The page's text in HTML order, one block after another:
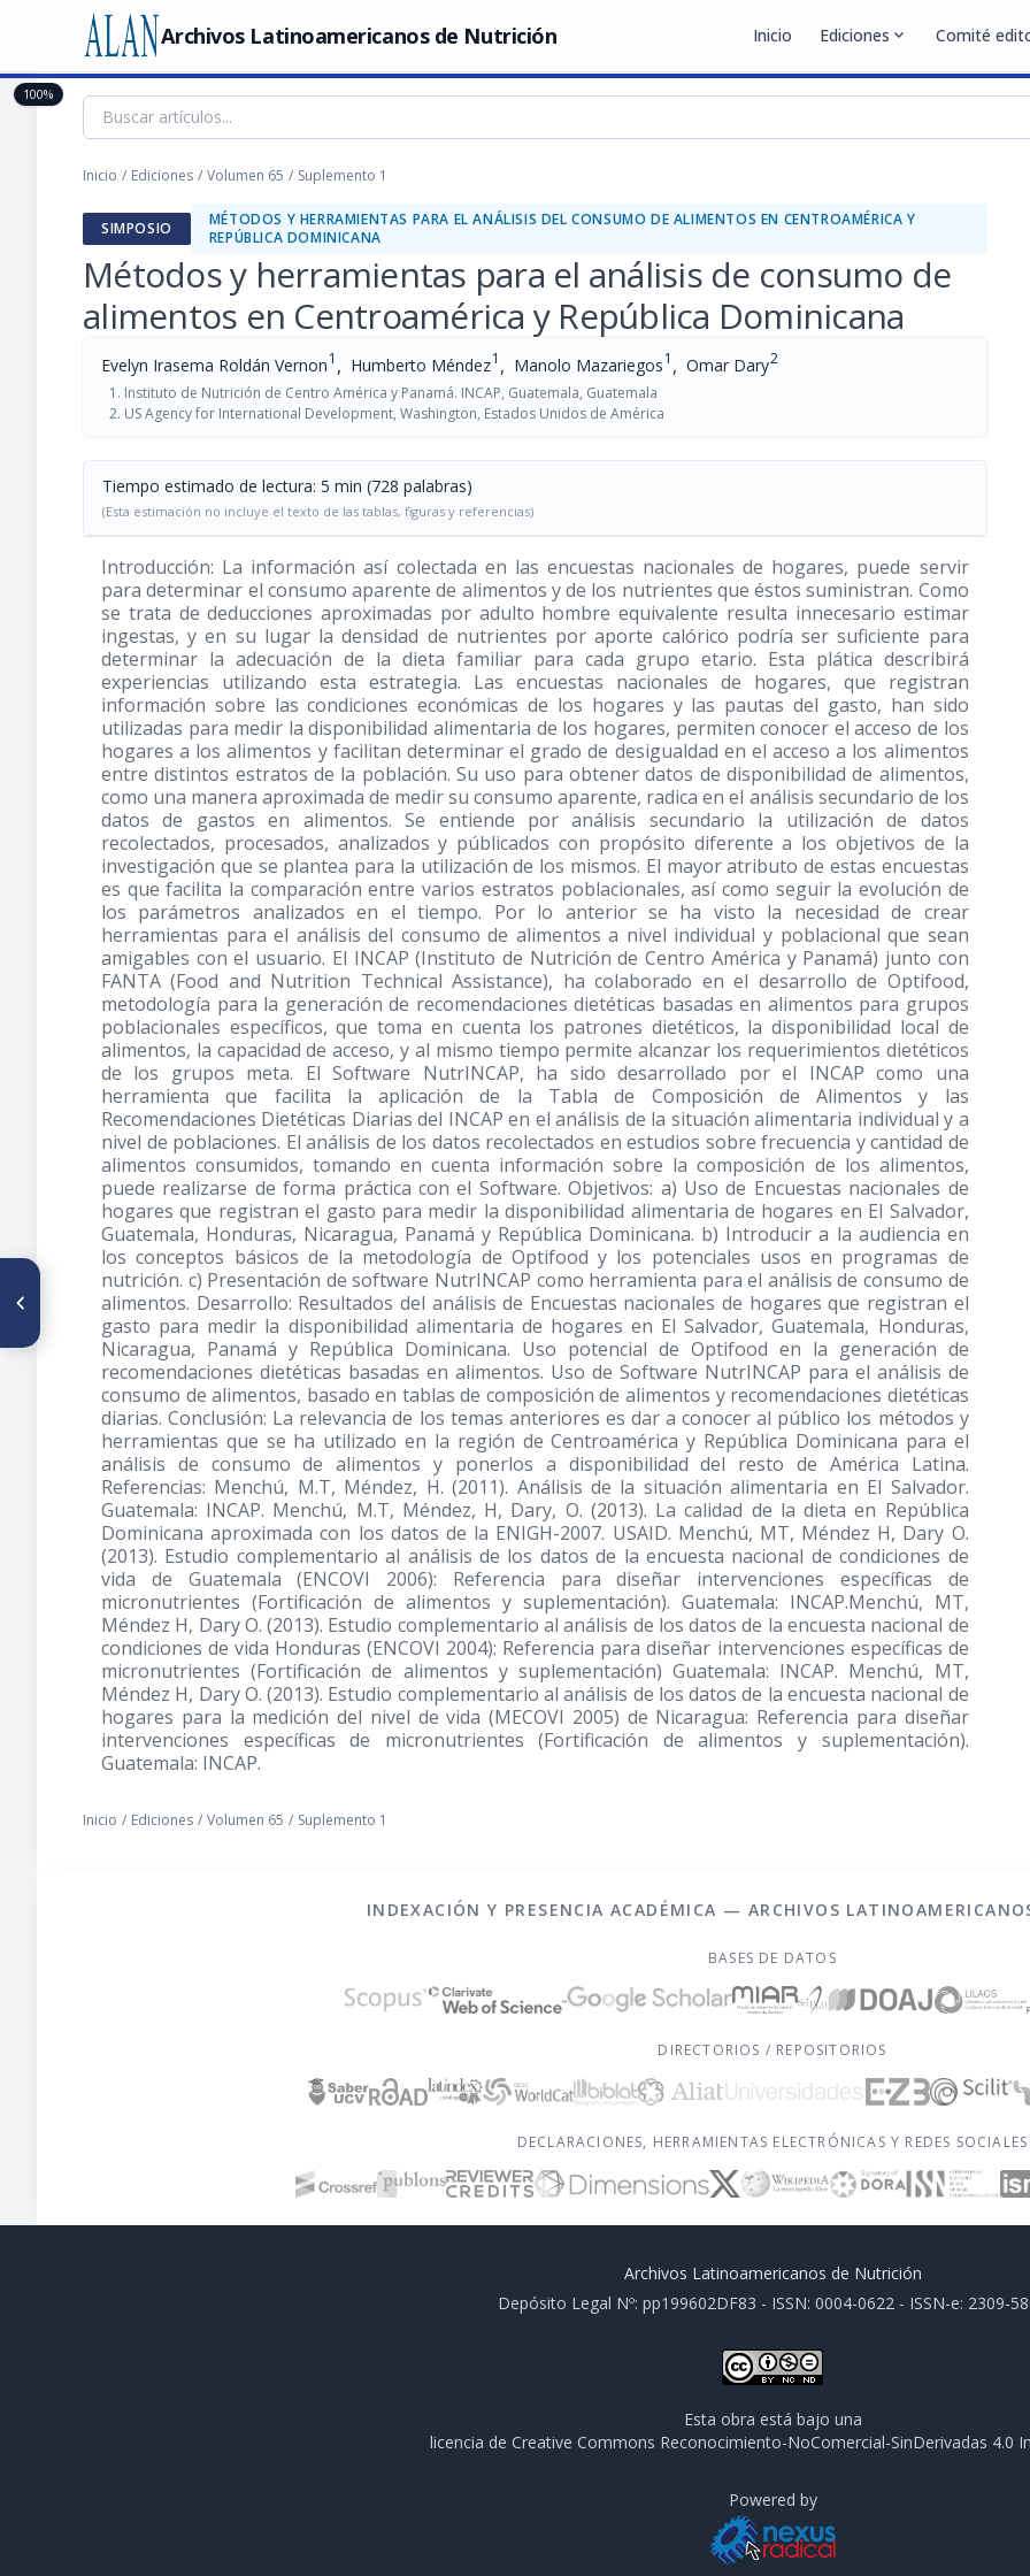
Archivos Latinoamericanos de Nutrición Inicio Ediciones expand_more Comité
Inicio / Ediciones / Volumen 65 / Suplemento 1
SIMPOSIO
MÉTODOS Y HERRAMIENTAS PARA EL ANÁLISIS DEL CONSUMO DE ALIMENTOS EN CENTROAMÉRICA Y
REPÚBLICA DOMINICANA
Métodos y herramientas para el análisis de consumo de
alimentos en Centroamérica y República Dominicana
Evelyn Irasema Roldán Vernon1 , Humberto Méndez1 , Manolo Mazariegos1 , Omar Dary2
Instituto de Nutrición de Centro América y Panamá. INCAP, Guatemala, Guatemala
US Agency for International Development, Washington, Estados Unidos de América
Tiempo estimado de lectura: 5 min (728 palabras)
(Esta estimación no incluye el texto de las tablas, figuras y referencias)
Introducción: La información así colectada en las encuestas nacionales de hogares, puede servir
para determinar el consumo aparente de alimentos y de los nutrientes que éstos suministran. Como
se trata de deducciones aproximadas por adulto hombre equivalente resulta innecesario estimar
ingestas, y en su lugar la densidad de nutrientes por aporte calórico podría ser suficiente para
determinar la adecuación de la dieta familiar para cada grupo etario. Esta plática describirá
experiencias utilizando esta estrategia. Las encuestas nacionales de hogares, que registran
información sobre las condiciones económicas de los hogares y las pautas del gasto, han sido
utilizadas para medir la disponibilidad alimentaria de los hogares, permiten conocer el acceso de los
hogares a los alimentos y facilitan determinar el grado de desigualdad en el acceso a los alimentos
entre distintos estratos de la población. Su uso para obtener datos de disponibilidad de alimentos,
como una manera aproximada de medir su consumo aparente, radica en el análisis secundario de los
datos de gastos en alimentos. Se entiende por análisis secundario la utilización de datos
recolectados, procesados, analizados y públicados con propósito diferente a los objetivos de la
investigación que se plantea para la utilización de los mismos. El mayor atributo de estas encuestas
es que facilita la comparación entre varios estratos poblacionales, así como seguir la evolución de
los parámetros analizados en el tiempo. Por lo anterior se ha visto la necesidad de crear
herramientas para el análisis del consumo de alimentos a nivel individual y poblacional que sean
amigables con el usuario. El INCAP (Instituto de Nutrición de Centro América y Panamá) junto con
FANTA (Food and Nutrition Technical Assistance), ha colaborado en el desarrollo de Optifood,
metodología para la generación de recomendaciones dietéticas basadas en alimentos para grupos
poblacionales específicos, que toma en cuenta los patrones dietéticos, la disponibilidad local de
alimentos, la capacidad de acceso, y al mismo tiempo permite alcanzar los requerimientos dietéticos
de los grupos meta. El Software NutrINCAP, ha sido desarrollado por el INCAP como una
herramienta que facilita la aplicación de la Tabla de Composición de Alimentos y las
Recomendaciones Dietéticas Diarias del INCAP en el análisis de la situación alimentaria individual y a
nivel de poblaciones. El análisis de los datos recolectados en estudios sobre frecuencia y cantidad de
alimentos consumidos, tomando en cuenta información sobre la composición de los alimentos,
puede realizarse de forma práctica con el Software. Objetivos: a) Uso de Encuestas nacionales de
hogares que registran el gasto para medir la disponibilidad alimentaria de hogares en El Salvador,
Guatemala, Honduras, Nicaragua, Panamá y República Dominicana. b) Introducir a la audiencia en
los conceptos básicos de la metodología de Optifood y los potenciales usos en programas de
nutrición. c) Presentación de software NutrINCAP como herramienta para el análisis de consumo de
alimentos. Desarrollo: Resultados del análisis de Encuestas nacionales de hogares que registran el
gasto para medir la disponibilidad alimentaria de hogares en El Salvador, Guatemala, Honduras,
Nicaragua, Panamá y República Dominicana. Uso potencial de Optifood en la generación de
recomendaciones dietéticas basadas en alimentos. Uso de Software NutrINCAP para el análisis de
consumo de alimentos, basado en tablas de composición de alimentos y recomendaciones dietéticas
diarias. Conclusión: La relevancia de los temas anteriores es dar a conocer al público los métodos y
herramientas que se ha utilizado en la región de Centroamérica y República Dominicana para el
análisis de consumo de alimentos y ponerlos a disponibilidad del resto de América Latina.
Referencias: Menchú, M.T, Méndez, H. (2011). Análisis de la situación alimentaria en El Salvador.
Guatemala: INCAP. Menchú, M.T, Méndez, H, Dary, O. (2013). La calidad de la dieta en República
Dominicana aproximada con los datos de la ENIGH-2007. USAID. Menchú, MT, Méndez H, Dary O.
(2013). Estudio complementario al análisis de los datos de la encuesta nacional de condiciones de
vida de Guatemala (ENCOVI 2006): Referencia para diseñar intervenciones específicas de
micronutrientes (Fortificación de alimentos y suplementación). Guatemala: INCAP.Menchú, MT,
Méndez H, Dary O. (2013). Estudio complementario al análisis de los datos de la encuesta nacional de
condiciones de vida Honduras (ENCOVI 2004): Referencia para diseñar intervenciones específicas de
micronutrientes (Fortificación de alimentos y suplementación) Guatemala: INCAP. Menchú, MT,
Méndez H, Dary O. (2013). Estudio complementario al análisis de los datos de la encuesta nacional de
hogares para la medición del nivel de vida (MECOVI 2005) de Nicaragua: Referencia para diseñar
intervenciones específicas de micronutrientes (Fortificación de alimentos y suplementación).
Guatemala: INCAP.
Inicio / Ediciones / Volumen 65 / Suplemento 1
100%
ARTÍCULO ANTERIOR
Del análisis de la dieta a las
políticas públicas: principales
conclusiones del taller de
metodologías de evaluación
alimentaria
INDEXACIÓN Y PRESENCIA ACADÉMICA — ARCHIVOS
BASES DE DATOS
DIRECTORIOS / REPOSITORIOS
DECLARACIONES, HERRAMIENTAS ELECTRÓNICAS Y REDES SOCIALES
Archivos Latinoamericanos de Nutrición
Depósito Legal Nº: pp199602DF83 - ISSN: 0004-0622 - ISSN-e: 2309-
Esta obra está bajo una
licencia de Creative Commons Reconocimiento-NoComercial-SinDerivadas 4.0
Powered by